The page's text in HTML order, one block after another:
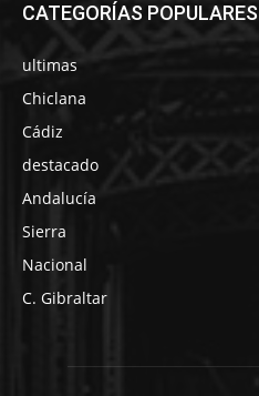
CATEGORÍAS POPULARES
ultimas
Chiclana
Cádiz
destacado
Andalucía
Sierra
Nacional
C. Gibraltar